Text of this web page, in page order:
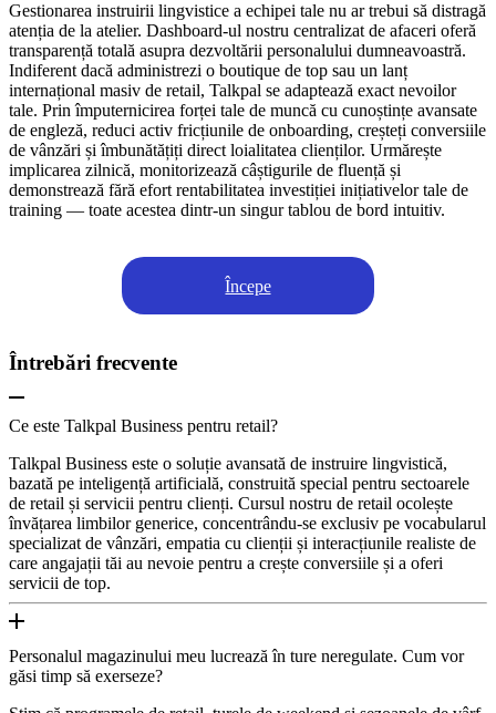
Gestionarea instruirii lingvistice a echipei tale nu ar trebui să distragă
atenția de la atelier. Dashboard-ul nostru centralizat de afaceri oferă
transparență totală asupra dezvoltării personalului dumneavoastră.
Indiferent dacă administrezi o boutique de top sau un lanț
internațional masiv de retail, Talkpal se adaptează exact nevoilor
tale. Prin împuternicirea forței tale de muncă cu cunoștințe avansate
de engleză, reduci activ fricțiunile de onboarding, creșteți conversiile
de vânzări și îmbunătățiți direct loialitatea clienților. Urmărește
implicarea zilnică, monitorizează câștigurile de fluență și
demonstrează fără efort rentabilitatea investiției inițiativelor tale de
training — toate acestea dintr-un singur tablou de bord intuitiv.
Începe
Întrebări frecvente
Ce este Talkpal Business pentru retail?
Talkpal Business este o soluție avansată de instruire lingvistică,
bazată pe inteligență artificială, construită special pentru sectoarele
de retail și servicii pentru clienți. Cursul nostru de retail ocolește
învățarea limbilor generice, concentrându-se exclusiv pe vocabularul
specializat de vânzări, empatia cu clienții și interacțiunile realiste de
care angajații tăi au nevoie pentru a crește conversiile și a oferi
servicii de top.
Personalul magazinului meu lucrează în ture neregulate. Cum vor
găsi timp să exerseze?